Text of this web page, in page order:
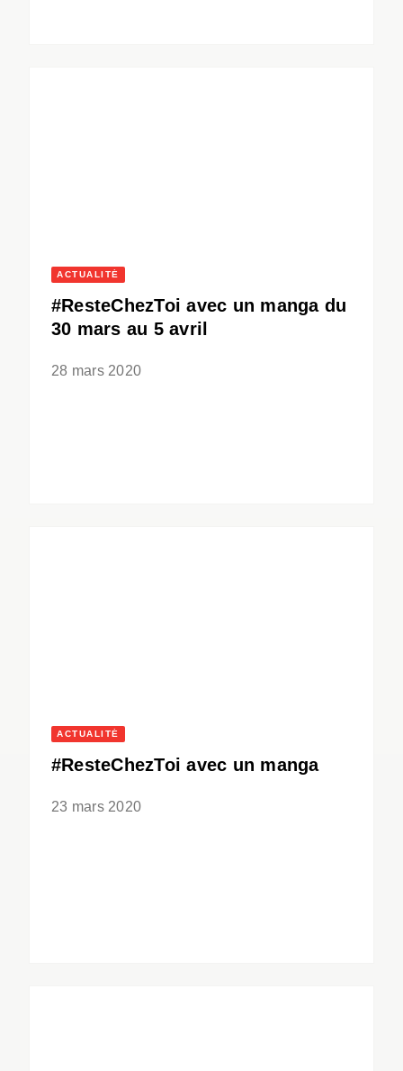
ACTUALITÉ
#ResteChezToi avec un manga du
30 mars au 5 avril
28 mars 2020
ACTUALITÉ
#ResteChezToi avec un manga
23 mars 2020